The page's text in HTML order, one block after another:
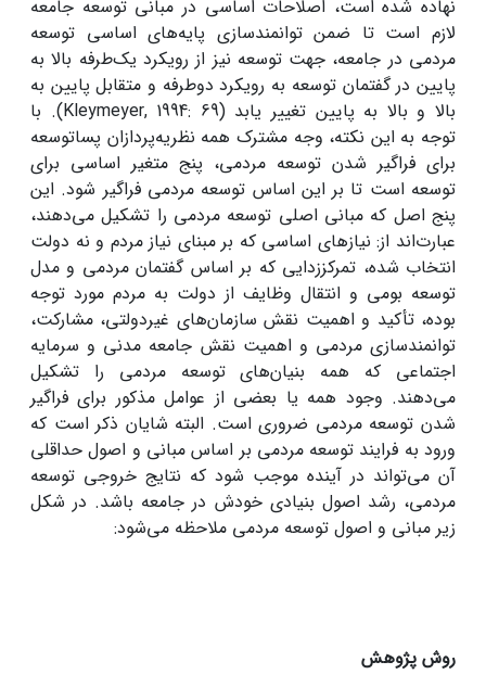
نهاده شده است، اصلاحات اساسی در مبانی توسعه جامعه
لازم است تا ضمن توانمندسازی پایه‌های اساسی توسعه
مردمی در جامعه، جهت توسعه نیز از رویکرد یک‌طرفه بالا به
پایین در گفتمان توسعه به رویکرد دوطرفه و متقابل پایین به
بالا و بالا به پایین تغییر یابد (Kleymeyer, 1994: 69). با
توجه به این نکته، وجه مشترک همه نظریه‌پردازان پساتوسعه
برای فراگیر شدن توسعه مردمی، پنج متغیر اساسی برای
توسعه است تا بر این اساس توسعه مردمی فراگیر شود. این
پنج اصل که مبانی اصلی توسعه مردمی را تشکیل می‌دهند،
عبارت‌اند از: نیازهای اساسی که بر مبنای نیاز مردم و نه دولت
انتخاب شده، تمرکززدایی که بر اساس گفتمان مردمی و مدل
توسعه بومی و انتقال وظایف از دولت به مردم مورد توجه
بوده، تأکید و اهمیت نقش سازمان‌های غیردولتی، مشارکت،
توانمندسازی مردمی و اهمیت نقش جامعه مدنی و سرمایه
اجتماعی که همه بنیان‌های توسعه مردمی را تشکیل
می‌دهند. وجود همه یا بعضی از عوامل مذکور برای فراگیر
شدن توسعه مردمی ضروری است. البته شایان ذکر است که
ورود به فرایند توسعه مردمی بر اساس مبانی و اصول حداقلی
آن می‌تواند در آینده موجب شود که نتایج خروجی توسعه
مردمی، رشد اصول بنیادی خودش در جامعه باشد. در شکل
زیر مبانی و اصول توسعه مردمی ملاحظه می‌شود:
روش پژوهش